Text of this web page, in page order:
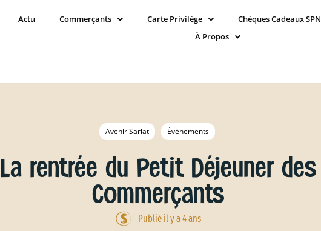
Actu Commerçants Carte Privilège Chèques Cadeaux SPN
À Propos
Avenir Sarlat Événements
La rentrée du Petit Déjeuner des
Commerçants
Publié il y a 4 ans